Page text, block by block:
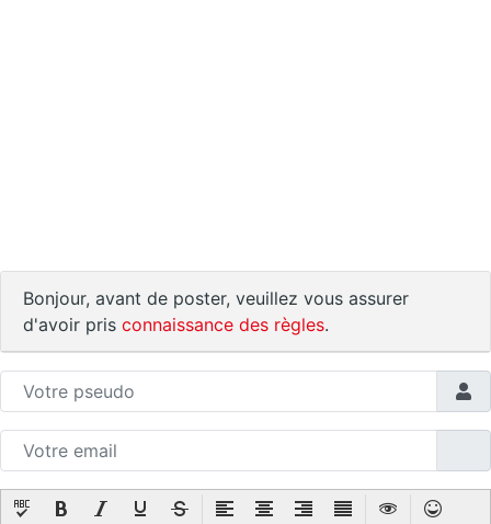
Bonjour, avant de poster, veuillez vous assurer
d'avoir pris connaissance des règles.